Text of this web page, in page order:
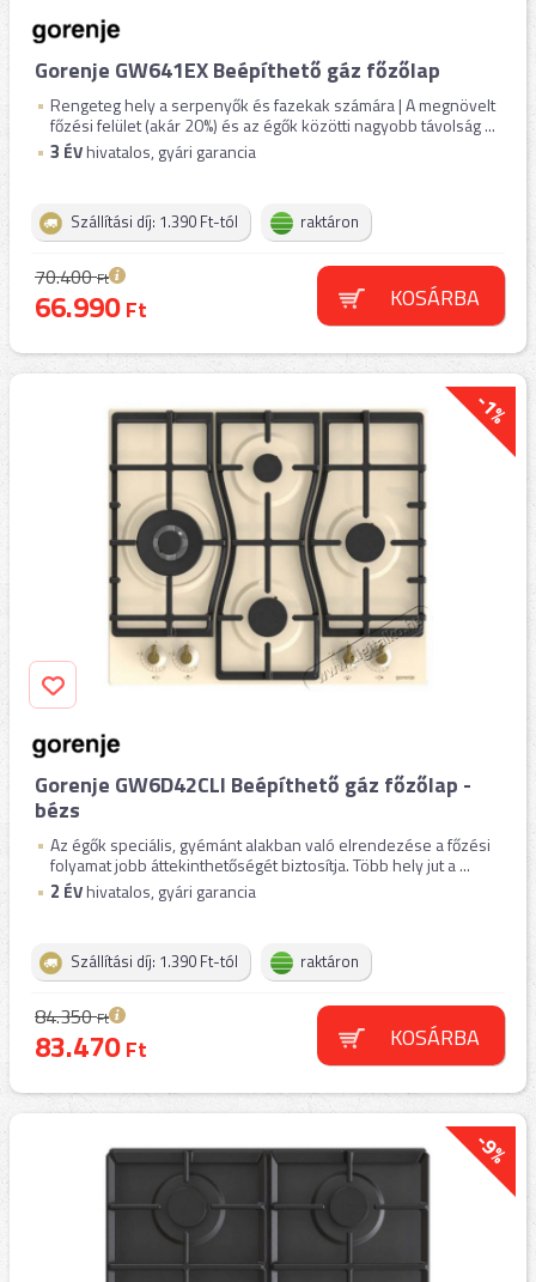
Gorenje GW641EX Beépíthető gáz főzőlap
Rengeteg hely a serpenyők és fazekak számára | A megnövelt
főzési felület (akár 20%) és az égők közötti nagyobb távolság ...
3 ÉVhivatalos, gyári garancia
Szállítási díj: 1.390 Ft-tól raktáron
70.400Ft
66.990Ft KOSÁRBA
-1%
Gorenje GW6D42CLI Beépíthető gáz főzőlap -
bézs
Az égők speciális, gyémánt alakban való elrendezése a főzési
folyamat jobb áttekinthetőségét biztosítja. Több hely jut a ...
2 ÉVhivatalos, gyári garancia
Szállítási díj: 1.390 Ft-tól raktáron
84.350Ft
83.470Ft KOSÁRBA
-9%